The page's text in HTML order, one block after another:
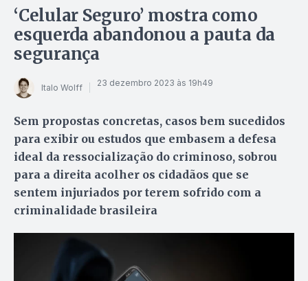
‘Celular Seguro’ mostra como
esquerda abandonou a pauta da
segurança
Italo Wolff 23 dezembro 2023 às 19h49
Sem propostas concretas, casos bem sucedidos
para exibir ou estudos que embasem a defesa
ideal da ressocialização do criminoso, sobrou
para a direita acolher os cidadãos que se
sentem injuriados por terem sofrido com a
criminalidade brasileira